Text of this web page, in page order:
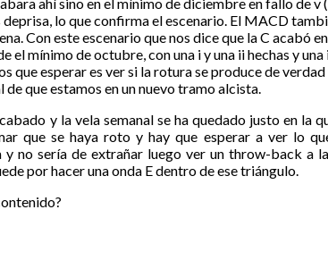
lo que confirma el escenario. El MACD
Con este escenario que nos dice que la C acabó
el mínimo de octubre, con una i y una ii hechas y
que esperar es ver si la rotura se produce de
que estamos en un nuevo tramo alcista.
y la vela semanal se ha quedado justo en la
que se haya roto y hay que esperar a ver lo
no sería de extrañar luego ver un throw-back a
por hacer una onda E dentro de ese triángulo.